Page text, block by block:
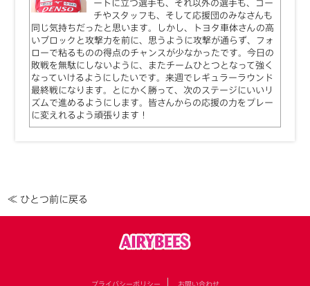
ートに立つ選手も、それ以外の選手も、コー
チやスタッフも、そして応援団のみなさんも
同じ気持ちだったと思います。しかし、トヨタ車体さんの高
いブロックと攻撃力を前に、思うように攻撃が通らず、フォ
ローで粘るものの得点のチャンスが少なかったです。今日の
敗戦を無駄にしないように、またチームひとつとなって強く
なっていけるようにしたいです。来週でレギュラーラウンド
最終戦になります。とにかく勝って、次のステージにいいリ
ズムで進めるようにします。皆さんからの応援の力をプレー
に変えれるよう頑張ります！
≪ ひとつ前に戻る
プライバシーポリシー お問い合わせ